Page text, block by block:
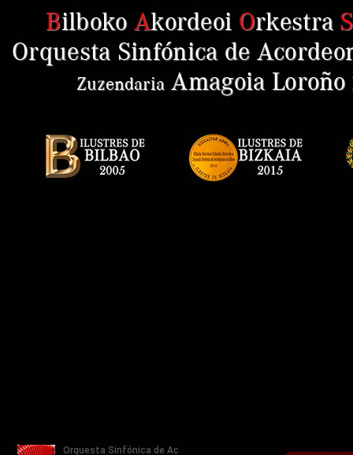
Bilboko Akordeoi Orkestra S
Orquesta Sinfónica de
Zuzendaria Amagoia Loroño